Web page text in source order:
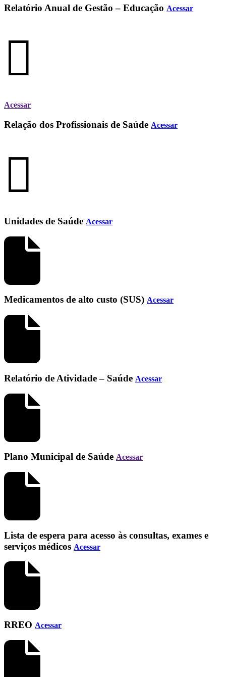
Relatório Anual de Gestão – Educação Acessar
Acessar
Relação dos Profissionais de Saúde Acessar
Unidades de Saúde Acessar
Medicamentos de alto custo (SUS) Acessar
Relatório de Atividade – Saúde Acessar
Plano Municipal de Saúde Acessar
Lista de espera para acesso às consultas, exames e
serviços médicos Acessar
RREO Acessar